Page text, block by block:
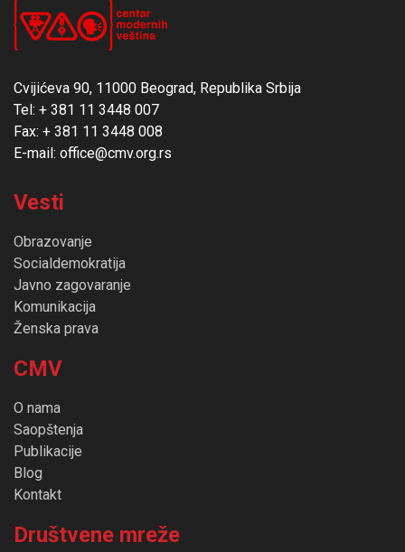
Cvijićeva 90, 11000 Beograd, Republika Srbija
Tel: + 381 11 3448 007
Fax: + 381 11 3448 008
E-mail: office@cmv.org.rs
Vesti
Obrazovanje
Socialdemokratija
Javno zagovaranje
Komunikacija
Ženska prava
CMV
O nama
Saopštenja
Publikacije
Blog
Kontakt
Društvene mreže